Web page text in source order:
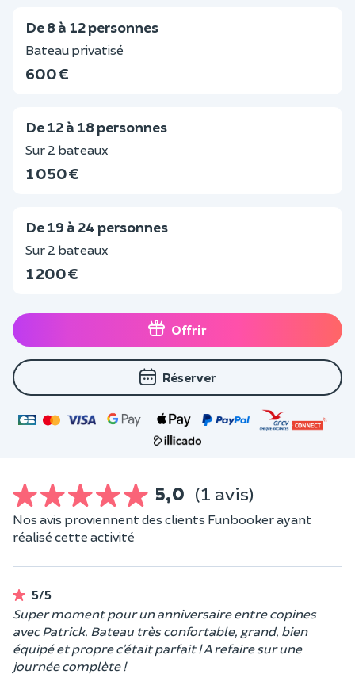
De 8 à 12 personnes
Bateau privatisé
600 €
De 12 à 18 personnes
Sur 2 bateaux
1 050 €
De 19 à 24 personnes
Sur 2 bateaux
1 200 €
Offrir
Réserver
5,0 (1 avis)
Nos avis proviennent des clients Funbooker ayant
réalisé cette activité
5/5
Super moment pour un anniversaire entre copines
avec Patrick. Bateau très confortable, grand, bien
équipé et propre c’était parfait ! A refaire sur une
journée complète !